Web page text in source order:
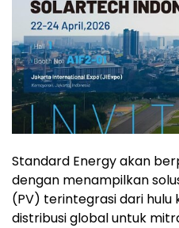
Standard Energy akan
dengan menampilkan
(PV) terintegrasi dari hulu
distribusi global untuk